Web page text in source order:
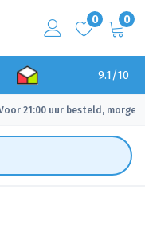
0 0
9.1/10
21:00 uur besteld, morgen